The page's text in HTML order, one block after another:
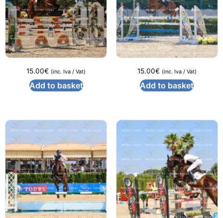
15.00€ (inc. Iva / Vat)
Add to basket
15.00€ (inc. Iva / Vat)
Add to basket